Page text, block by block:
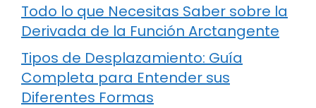
Todo lo que Necesitas Saber sobre la
Derivada de la Función Arctangente
Tipos de Desplazamiento: Guía
Completa para Entender sus
Diferentes Formas